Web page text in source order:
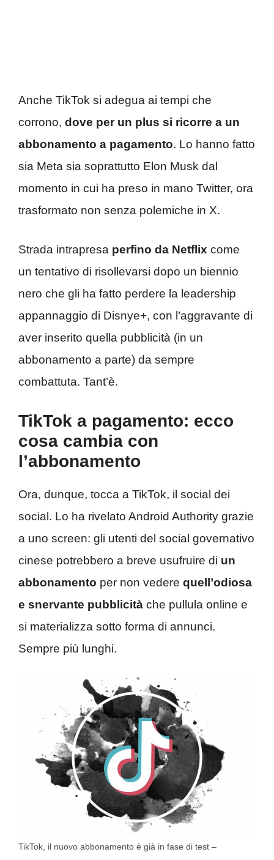
Anche TikTok si adegua ai tempi che
corrono, dove per un plus si ricorre a un
abbonamento a pagamento. Lo hanno fatto
sia Meta sia soprattutto Elon Musk dal
momento in cui ha preso in mano Twitter, ora
trasformato non senza polemiche in X.
Strada intrapresa perfino da Netflix come
un tentativo di risollevarsi dopo un biennio
nero che gli ha fatto perdere la leadership
appannaggio di Disnye+, con l’aggravante di
aver inserito quella pubblicità (in un
abbonamento a parte) da sempre
combattuta. Tant’è.
TikTok a pagamento: ecco
cosa cambia con
l’abbonamento
Ora, dunque, tocca a TikTok, il social dei
social. Lo ha rivelato Android Authority grazie
a uno screen: gli utenti del social governativo
cinese potrebbero a breve usufruire di un
abbonamento per non vedere quell’odiosa
e snervante pubblicità che pullula online e
si materializza sotto forma di annunci.
Sempre più lunghi.
TikTok, il nuovo abbonamento è già in fase di test –